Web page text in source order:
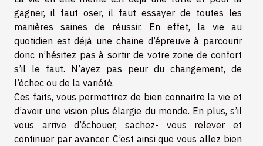
gagner, il faut oser, il faut essayer de toutes les
manières saines de réussir. En effet, la vie au
quotidien est déjà une chaine d’épreuve à parcourir
donc n’hésitez pas à sortir de votre zone de confort
s’il le faut. N’ayez pas peur du changement, de
l’échec ou de la variété.
Ces faits, vous permettrez de bien connaitre la vie et
d’avoir une vision plus élargie du monde. En plus, s’il
vous arrive d’échouer, sachez- vous relever et
continuer par avancer. C’est ainsi que vous allez bien